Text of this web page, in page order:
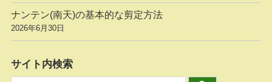
ナンテン(南天)の基本的な剪定方法
2026年6月30日
サイト内検索